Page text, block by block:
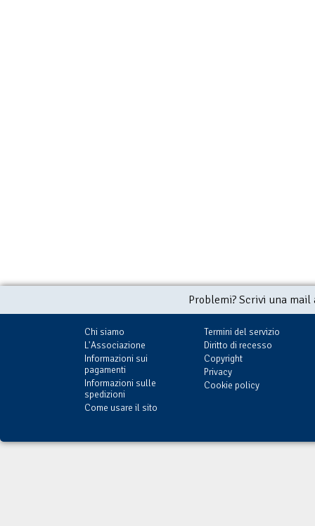
Problemi? Scrivi una
Chi siamo
L'Associazione
Informazioni sui
pagamenti
Informazioni sulle
spedizioni
Come usare il sito
Termini del servizio
Diritto di recesso
Copyright
Privacy
Cookie policy